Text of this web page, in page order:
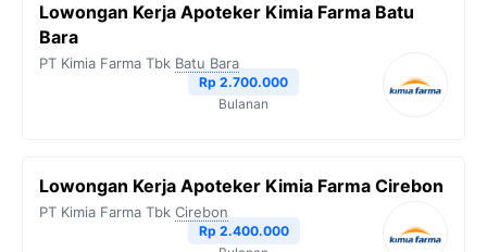
Lowongan Kerja Apoteker Kimia Farma Batu
Bara
PT Kimia Farma Tbk Batu Bara
Rp 2.700.000
Bulanan
Lowongan Kerja Apoteker Kimia Farma Cirebon
PT Kimia Farma Tbk Cirebon
Rp 2.400.000